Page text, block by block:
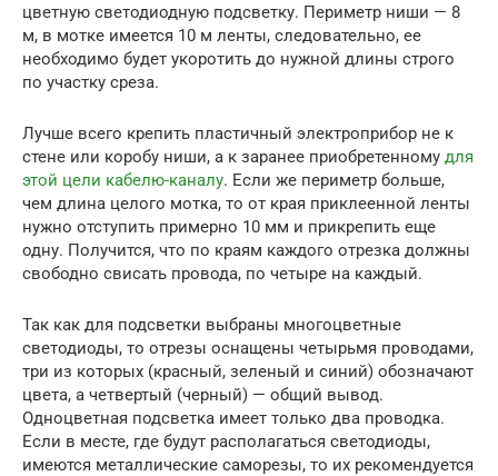
цветную светодиодную подсветку. Периметр ниши — 8
м, в мотке имеется 10 м ленты, следовательно, ее
необходимо будет укоротить до нужной длины строго
по участку среза.
Лучше всего крепить пластичный электроприбор не к
стене или коробу ниши, а к заранее приобретенному для
этой цели кабелю-каналу. Если же периметр больше,
чем длина целого мотка, то от края приклеенной ленты
нужно отступить примерно 10 мм и прикрепить еще
одну. Получится, что по краям каждого отрезка должны
свободно свисать провода, по четыре на каждый.
Так как для подсветки выбраны многоцветные
светодиоды, то отрезы оснащены четырьмя проводами,
три из которых (красный, зеленый и синий) обозначают
цвета, а четвертый (черный) — общий вывод.
Одноцветная подсветка имеет только два проводка.
Если в месте, где будут располагаться светодиоды,
имеются металлические саморезы, то их рекомендуется